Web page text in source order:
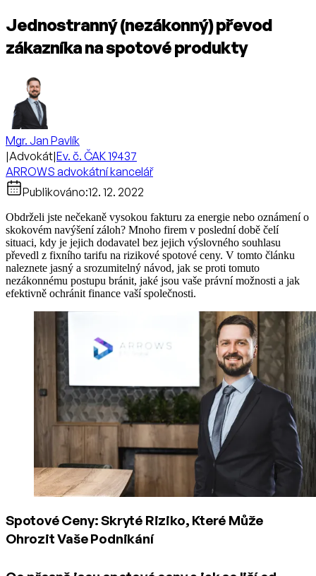
Jednostranný (nezákonný) převod
zákazníka na spotové produkty
Mgr. Jan Pavlík
|Advokát|Ev. č. ČAK 19437
ARROWS advokátní kancelář
Publikováno:12. 12. 2022
Obdrželi jste nečekaně vysokou fakturu za energie nebo oznámení o
skokovém navýšení záloh? Mnoho firem v poslední době čelí
situaci, kdy je jejich dodavatel bez jejich výslovného souhlasu
převedl z fixního tarifu na rizikové spotové ceny. V tomto článku
naleznete jasný a srozumitelný návod, jak se proti tomuto
nezákonnému postupu bránit, jaké jsou vaše právní možnosti a jak
efektivně ochránit finance vaší společnosti.
Spotové Ceny: Skryté Riziko, Které Může
Ohrozit Vaše Podnikání